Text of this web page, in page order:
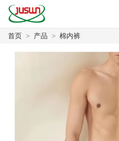
中文 Deutsch
首页 > 产品 > 棉内裤